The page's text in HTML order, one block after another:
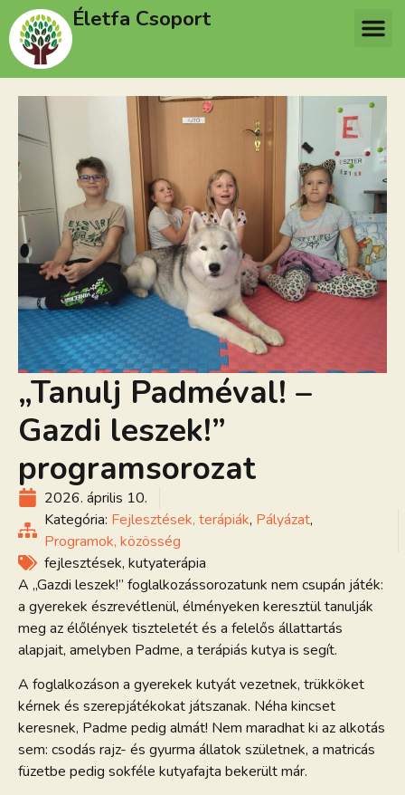
Életfa Csoport
„Tanulj Padméval! –
Gazdi leszek!”
programsorozat
2026. április 10.
Kategória: Fejlesztések, terápiák, Pályázat,
Programok, közösség
fejlesztések, kutyaterápia
A „Gazdi leszek!” foglalkozássorozatunk nem csupán játék:
a gyerekek észrevétlenül, élményeken keresztül tanulják
meg az élőlények tiszteletét és a felelős állattartás
alapjait, amelyben Padme, a terápiás kutya is segít.
A foglalkozáson a gyerekek kutyát vezetnek, trükköket
kérnek és szerepjátékokat játszanak. Néha kincset
keresnek, Padme pedig almát! Nem maradhat ki az alkotás
sem: csodás rajz- és gyurma állatok születnek, a matricás
füzetbe pedig sokféle kutyafajta bekerült már.